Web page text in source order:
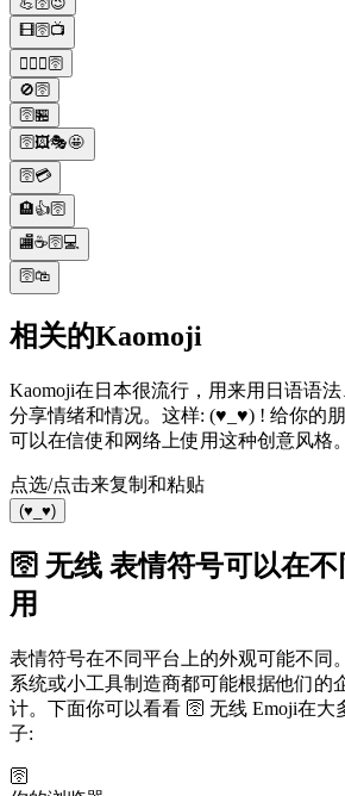
🎞🛜📺
🤷‍♀️❌🛜
🚫🛜
🛜🏪
🛜🖼🎭🤩
🛜💳
🏨👍🛜
🏬☕🛜💻
🛜🛍
相关的Kaomoji
Kaomoji在日本很流行，用来用日语语
分享情绪和情况。这样: (♥_♥) ! 给你的
可以在信使和网络上使用这种创意风格。
点选/点击来复制和粘贴
(♥_♥)
🛜 无线 表情符号可以在
用
表情符号在不同平台上的外观可能不同
系统或小工具制造商都可能根据他们的
计。下面你可以看看 🛜 无线 Emoji在大
子:
🛜